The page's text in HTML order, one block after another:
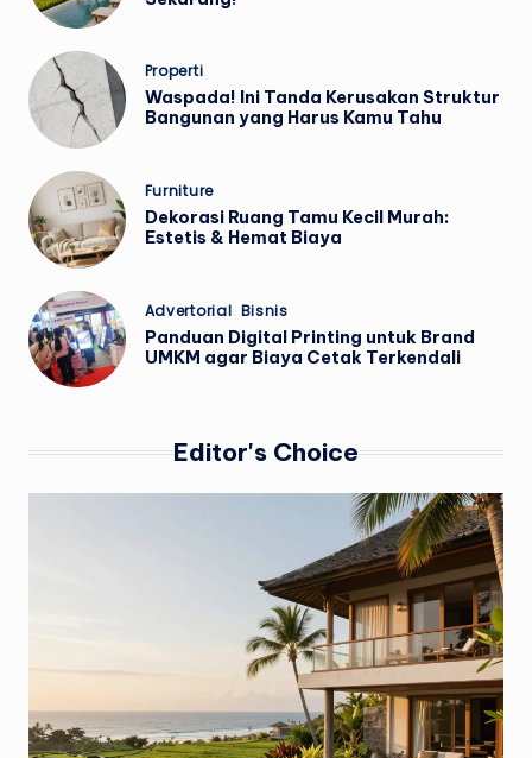
Posted
in
Properti
Waspada! Ini Tanda Kerusakan Struktur
Bangunan yang Harus Kamu Tahu
Posted
in
Furniture
Dekorasi Ruang Tamu Kecil Murah:
Estetis & Hemat Biaya
Posted
in
Advertorial Bisnis
Panduan Digital Printing untuk Brand
UMKM agar Biaya Cetak Terkendali
Editor's Choice